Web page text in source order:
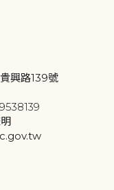
興路139號